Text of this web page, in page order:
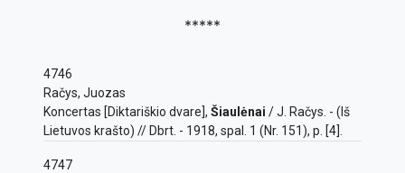
*****
4746
Račys, Juozas
Koncertas [Diktariškio dvare], Šiaulėnai / J. Račys. - (Iš
Lietuvos krašto) // Dbrt. - 1918, spal. 1 (Nr. 151), p. [4].
4747